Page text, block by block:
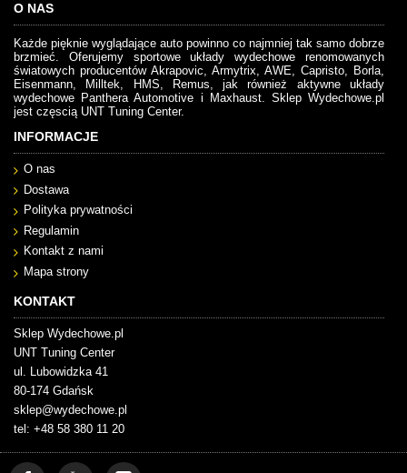
O NAS
Każde pięknie wyglądające auto powinno co najmniej tak samo dobrze
brzmieć. Oferujemy sportowe układy wydechowe renomowanych
światowych producentów Akrapovic, Armytrix, AWE, Capristo, Borla,
Eisenmann, Milltek, HMS, Remus, jak również aktywne układy
wydechowe Panthera Automotive i Maxhaust. Sklep Wydechowe.pl
jest częscią UNT Tuning Center.
INFORMACJE
O nas
Dostawa
Polityka prywatności
Regulamin
Kontakt z nami
Mapa strony
KONTAKT
Sklep Wydechowe.pl
UNT Tuning Center
ul. Lubowidzka 41
80-174 Gdańsk
sklep@wydechowe.pl
tel: +48 58 380 11 20